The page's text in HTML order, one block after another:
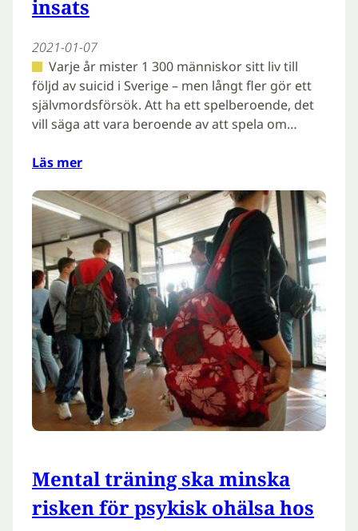
insats
2021-01-07
Varje år mister 1 300 människor sitt liv till
följd av suicid i Sverige – men långt fler gör ett
självmordsförsök. Att ha ett spelberoende, det
vill säga att vara beroende av att spela om…
Läs mer
Mental träning ska minska
risken för psykisk ohälsa hos